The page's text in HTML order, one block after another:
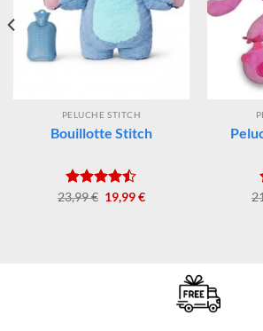
PELUCHE STITCH
Bouillotte Stitch
Note 4.45
23,99€ Le
prix
19,99€Le